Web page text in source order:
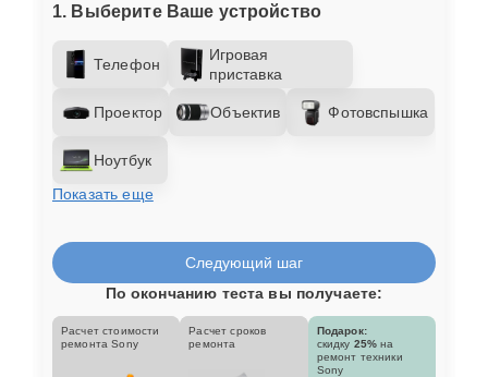
1. Выберите Ваше устройство
Телефон
Игровая
приставка
Проектор Объектив Фотовспышка
Ноутбук
Показать еще
Следующий шаг
По окончанию теста вы получаете:
Расчет стоимости
ремонта Sony
Расчет сроков
ремонта
Подарок:
скидку 25% на
ремонт техники
Sony